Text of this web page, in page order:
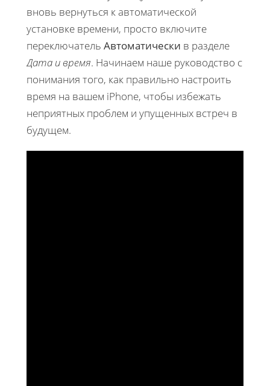
вновь вернуться к автоматической
установке времени, просто включите
переключатель Автоматически в разделе
Дата и время. Начинаем наше руководство с
понимания того, как правильно настроить
время на вашем iPhone, чтобы избежать
неприятных проблем и упущенных встреч в
будущем.